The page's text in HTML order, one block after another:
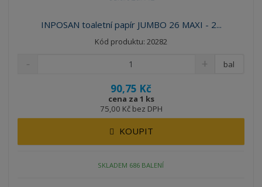
INPOSAN toaletní papír JUMBO 26 MAXI - 2...
Kód produktu: 20282
90,75 Kč
cena za 1 ks
75,00 Kč bez DPH
bal
KOUPIT
SKLADEM 686 BALENÍ